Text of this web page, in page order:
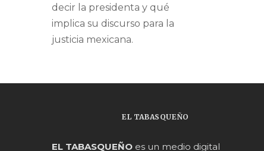
decir la presidenta y qué
implica su discurso para la
justicia mexicana.
EL TABASQUEÑO
EL TABASQUEÑO es un medio digital